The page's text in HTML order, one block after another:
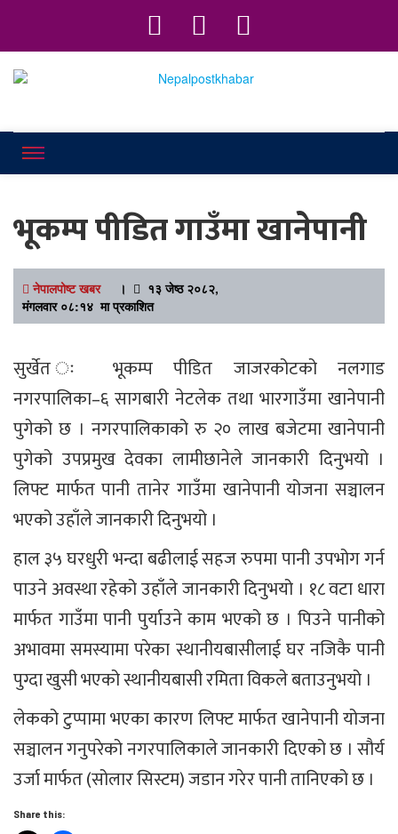
भूकम्प पीडित गाउँमा खानेपानी
नेपालपोष्ट खबर।
१३ जेष्ठ २०८२,
मंगलवार ०८:१४ मा प्रकाशित
सुर्खेत ः भूकम्प पीडित जाजरकोटको नलगाड
नगरपालिका–६ सागबारी नेटलेक तथा भारगाउँमा खानेपानी
पुगेको छ । नगरपालिकाको रु २० लाख बजेटमा खानेपानी
पुगेको उपप्रमुख देवका लामीछानेले जानकारी दिनुभयो ।
लिफ्ट मार्फत पानी तानेर गाउँमा खानेपानी योजना सञ्चालन
भएको उहाँले जानकारी दिनुभयो ।
हाल ३५ घरधुरी भन्दा बढीलाई सहज रुपमा पानी उपभोग गर्न
पाउने अवस्था रहेको उहाँले जानकारी दिनुभयो । १८ वटा धारा
मार्फत गाउँमा पानी पुर्याउने काम भएको छ । पिउने पानीको
अभावमा समस्यामा परेका स्थानीयबासीलाई घर नजिकै पानी
पुग्दा खुसी भएको स्थानीयबासी रमिता विकले बताउनुभयो ।
लेकको टुप्पामा भएका कारण लिफ्ट मार्फत खानेपानी योजना
सञ्चालन गनुपरेको नगरपालिकाले जानकारी दिएको छ । सौर्य
उर्जा मार्फत (सोलार सिस्टम) जडान गरेर पानी तानिएको छ ।
Share this: